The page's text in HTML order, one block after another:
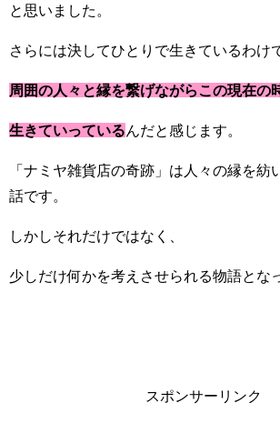
と思いました。
さらには決してひとりで生きているわけ
周囲の人々と縁を繋げながらこの現在の
生きていっているんだと感じます。
「ナミヤ雑貨店の奇跡」は人々の縁を紡
話です。
しかしそれだけではなく、
少しだけ何かを考えさせられる物語とな
スポンサーリンク